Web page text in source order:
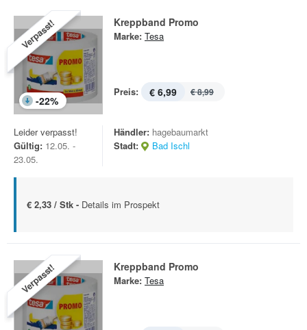
Verpasst!
-22%
Kreppband Promo
Marke: Tesa
Preis: € 6,99 € 8,99
Leider verpasst!
Gültig: 12.05. -
23.05.
Händler: hagebaumarkt
Stadt:
Bad Ischl
€ 2,33 / Stk - Details im Prospekt
Verpasst! Kreppband Promo
Marke: Tesa